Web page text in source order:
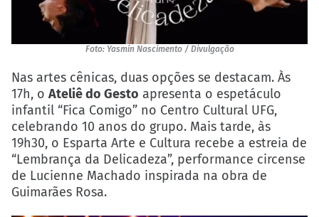
Foto: Yasmin Nascimento / Divulgação
Nas artes cênicas, duas opções se destacam. Às
17h, o Ateliê do Gesto apresenta o espetáculo
infantil “Fica Comigo” no Centro Cultural UFG,
celebrando 10 anos do grupo. Mais tarde, às
19h30, o Esparta Arte e Cultura recebe a estreia de
“Lembrança da Delicadeza”, performance circense
de Lucienne Machado inspirada na obra de
Guimarães Rosa.